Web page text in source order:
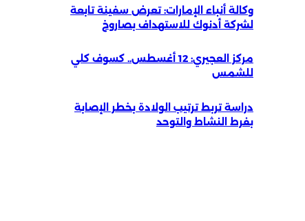
وكالة أنباء الإمارات: تعرض سفينة تابعة
لشركة أدنوك للاستهداف بصاروخ
مركز العجيري: 12 أغسطس.. كسوف كلي
للشمس
دراسة تربط ترتيب الولادة بخطر الإصابة
بفرط النشاط والتوحد